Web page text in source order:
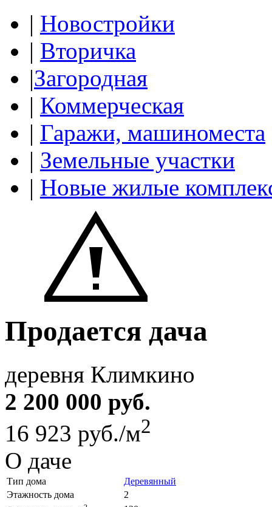
| Новостройки
| Вторичка
|Загородная
| Коммерческая
| Гаражи, машиноместа
| Земельные участки
| Новые жилые
Продается дача
деревня Климкино
2 200 000 руб.
16 923 руб./м2
О даче
Тип дома
Деревянный
Этажность дома
2